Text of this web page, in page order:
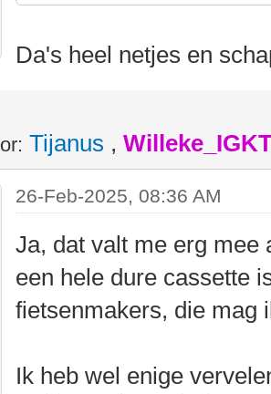
Da's heel netjes en
Tijanus ,
26-Feb-2025, 08:36 AM
Ja, dat valt me erg mee
een hele dure cassette
fietsenmakers, die mag
Ik heb wel enige